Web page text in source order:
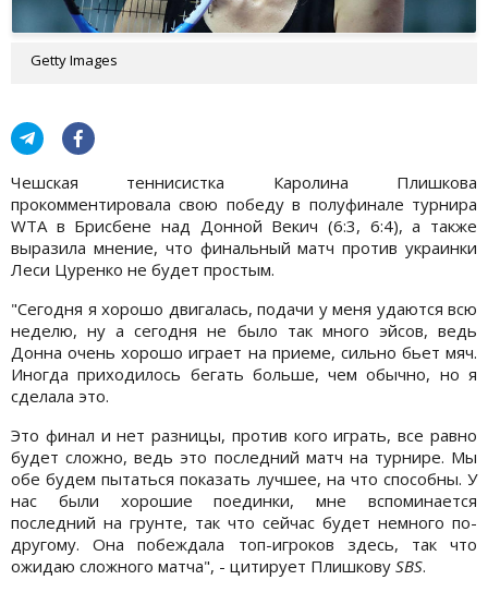
Getty Images
Чешская теннисистка Каролина Плишкова
прокомментировала свою победу в полуфинале турнира
WTA в Брисбене над Донной Векич (6:3, 6:4), а также
выразила мнение, что финальный матч против украинки
Леси Цуренко не будет простым.
"Сегодня я хорошо двигалась, подачи у меня удаются всю
неделю, ну а сегодня не было так много эйсов, ведь
Донна очень хорошо играет на приеме, сильно бьет мяч.
Иногда приходилось бегать больше, чем обычно, но я
сделала это.
Это финал и нет разницы, против кого играть, все равно
будет сложно, ведь это последний матч на турнире. Мы
обе будем пытаться показать лучшее, на что способны. У
нас были хорошие поединки, мне вспоминается
последний на грунте, так что сейчас будет немного по-
другому. Она побеждала топ-игроков здесь, так что
ожидаю сложного матча", - цитирует Плишкову SBS.